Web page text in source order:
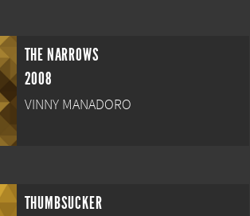
THE NARROWS
2008
VINNY MANADORO
THUMBSUCKER